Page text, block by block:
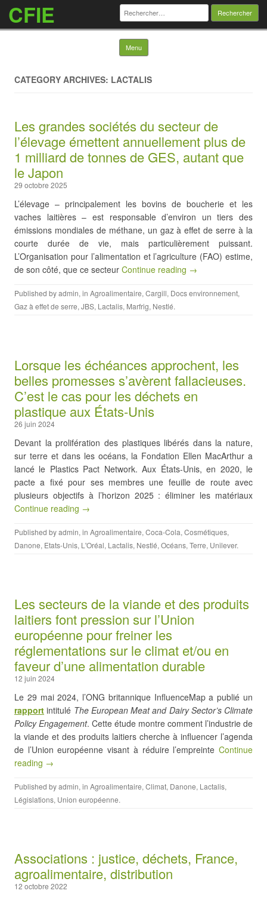
CFIE Rechercher :
Menu Skip to content
CATEGORY ARCHIVES: LACTALIS
Les grandes sociétés du secteur de
l’élevage émettent annuellement plus de
1 milliard de tonnes de GES, autant que
le Japon
29 octobre 2025
L’élevage – principalement les bovins de boucherie et les
vaches laitières – est responsable d’environ un tiers des
émissions mondiales de méthane, un gaz à effet de serre à la
courte durée de vie, mais particulièrement puissant.
L’Organisation pour l’alimentation et l’agriculture (FAO) estime,
de son côté, que ce secteur Continue reading →
Published byadmin, in Agroalimentaire, Cargill, Docs environnement,
Gaz à effet de serre, JBS, Lactalis, Marfrig, Nestlé.
Lorsque les échéances approchent, les
belles promesses s’avèrent fallacieuses.
C’est le cas pour les déchets en
plastique aux États-Unis
26 juin 2024
Devant la prolifération des plastiques libérés dans la nature,
sur terre et dans les océans, la Fondation Ellen MacArthur a
lancé le Plastics Pact Network. Aux États-Unis, en 2020, le
pacte a fixé pour ses membres une feuille de route avec
plusieurs objectifs à l’horizon 2025 : éliminer les matériaux
Continue reading →
Published byadmin, in Agroalimentaire, Coca-Cola, Cosmétiques,
Danone, Etats-Unis, L'Oréal, Lactalis, Nestlé, Océans, Terre, Unilever.
Les secteurs de la viande et des produits
laitiers font pression sur l’Union
européenne pour freiner les
réglementations sur le climat et/ou en
faveur d’une alimentation durable
12 juin 2024
Le 29 mai 2024, l’ONG britannique InfluenceMap a publié un
rapport intitulé The European Meat and Dairy Sector’s Climate
Policy Engagement. Cette étude montre comment l’industrie de
la viande et des produits laitiers cherche à influencer l’agenda
de l’Union européenne visant à réduire l’empreinte Continue
reading →
Published byadmin, in Agroalimentaire, Climat, Danone, Lactalis,
Législations, Union européenne.
Associations : justice, déchets, France,
agroalimentaire, distribution
12 octobre 2022